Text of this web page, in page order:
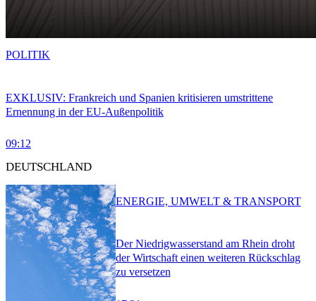
EXKLUSIV: Frankreich und Spanien kritisieren umstrittene
Ernennung in der EU-Außenpolitik
09:12
POLITIK
DEUTSCHLAND
Der Niedrigwasserstand am Rhein droht
der Wirtschaft einen weiteren Rückschlag
zu versetzen
ENERGIE, UMWELT & TRANSPORT